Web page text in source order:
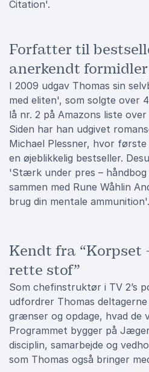
Citation'.
Forfatter til
anerkendt formidler
I 2009 udgav Thomas sin
med eliten', som solgte over
lå nr. 2 på Amazons liste
Siden har han udgivet
Michael Plessner, hvor
en øjeblikkelig bestseller.
'Stærk under pres –
sammen med Rune Wåhlin
brug din mentale ammunition'.
Kendt fra “Korpset
rette stof”
Som chefinstruktør i TV 2’s
udfordrer Thomas
grænser og opdage, hvad de
Programmet bygger på
disciplin, samarbejde og
som Thomas også bringer